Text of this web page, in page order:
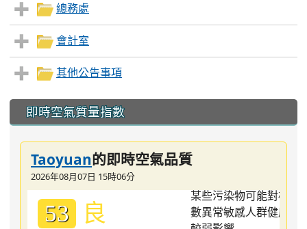
總務處
會計室
其他公告事項
::: 即時空氣質量指數
Taoyuan的即時空氣品質
2026年08月07日 15時06分
53 良